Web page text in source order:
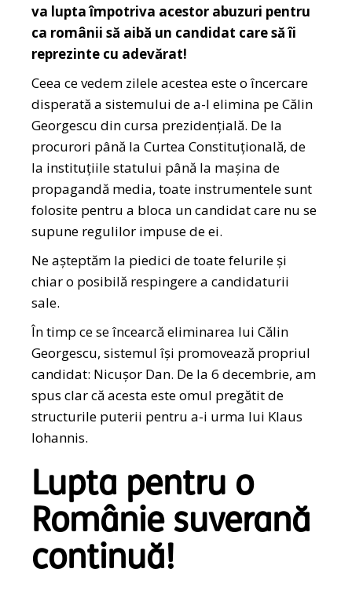
va lupta împotriva acestor abuzuri pentru
ca românii să aibă un candidat care să îi
reprezinte cu adevărat!
Ceea ce vedem zilele acestea este o încercare
disperată a sistemului de a-l elimina pe Călin
Georgescu din cursa prezidențială. De la
procurori până la Curtea Constituțională, de
la instituțiile statului până la mașina de
propagandă media, toate instrumentele sunt
folosite pentru a bloca un candidat care nu se
supune regulilor impuse de ei.
Ne așteptăm la piedici de toate felurile și
chiar o posibilă respingere a candidaturii
sale.
În timp ce se încearcă eliminarea lui Călin
Georgescu, sistemul își promovează propriul
candidat: Nicușor Dan. De la 6 decembrie, am
spus clar că acesta este omul pregătit de
structurile puterii pentru a-i urma lui Klaus
Iohannis.
Lupta pentru o
Românie suverană
continuă!